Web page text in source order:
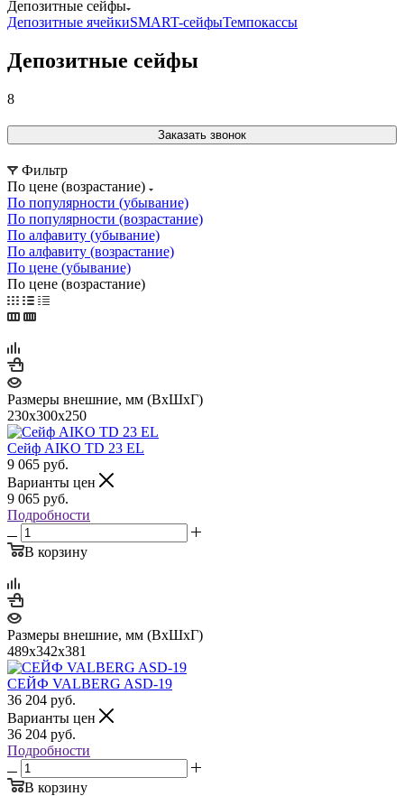
Депозитные сейфы
Депозитные ячейкиSMART-сейфыТемпокассы
Депозитные сейфы
8
Заказать звонок
Фильтр
По цене (возрастание)
По популярности (убывание)
По популярности (возрастание)
По алфавиту (убывание)
По алфавиту (возрастание)
По цене (убывание)
По цене (возрастание)
Размеры внешние, мм (ВхШхГ)
230x300x250
Сейф AIKO TD 23 EL
9 065 руб.
Варианты цен
9 065 руб.
Подробности
В корзину
Размеры внешние, мм (ВхШхГ)
489x342x381
СЕЙФ VALBERG ASD-19
36 204 руб.
Варианты цен
36 204 руб.
Подробности
В корзину